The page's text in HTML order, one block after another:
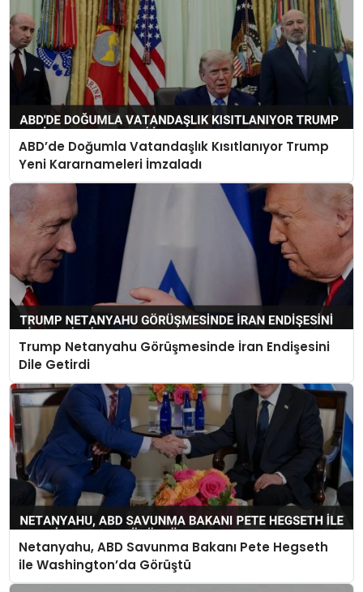
ABD’de Doğumla Vatandaşlık Kısıtlanıyor Trump
Yeni Kararnameleri İmzaladı
Trump Netanyahu Görüşmesinde İran Endişesini
Dile Getirdi
Netanyahu, ABD Savunma Bakanı Pete Hegseth
ile Washington’da Görüştü